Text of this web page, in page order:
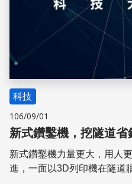
科技
106/09/01
新式鑽鑿機，挖隧道省
新式鑽鑿機力量更大，用人
進，一面以3D列印機在隧道